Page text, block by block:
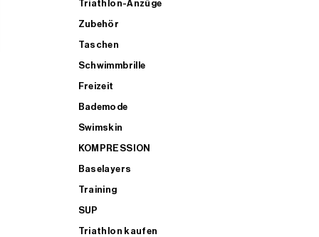
Triathlon-Anzüge
Zubehör
Taschen
Schwimmbrille
Freizeit
Bademode
Swimskin
KOMPRESSION
Baselayers
Training
SUP
Triathlon kaufen